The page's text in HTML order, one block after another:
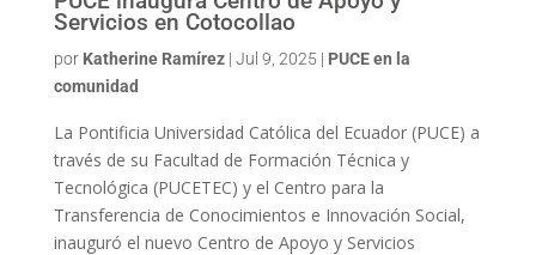
Servicios en Cotocollao
por Katherine Ramírez| Jul 9, 2025 | PUCE en la
comunidad
La Pontificia Universidad Católica del Ecuador (PUCE) a
través de su Facultad de Formación Técnica y
Tecnológica (PUCETEC) y el Centro para la
Transferencia de Conocimientos e Innovación Social,
inauguró el nuevo Centro de Apoyo y Servicios